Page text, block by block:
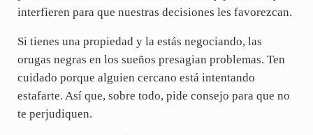
interfieren para que nuestras decisiones les favorezcan.
Si tienes una propiedad y la estás negociando, las
orugas negras en los sueños presagian problemas. Ten
cuidado porque alguien cercano está intentando
estafarte. Así que, sobre todo, pide consejo para que no
te perjudiquen.